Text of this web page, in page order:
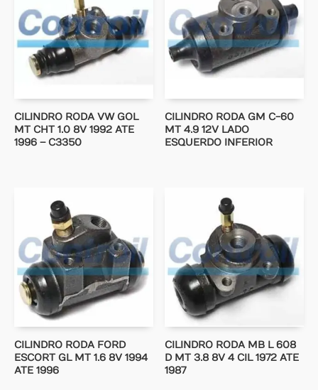
CILINDRO RODA VW GOL
MT CHT 1.0 8V 1992 ATE
1996 – C3350
CILINDRO RODA GM C-60
MT 4.9 12V LADO
ESQUERDO INFERIOR
CILINDRO RODA FORD
ESCORT GL MT 1.6 8V 1994
ATE 1996
CILINDRO RODA MB L 608
D MT 3.8 8V 4 CIL 1972 ATE
1987